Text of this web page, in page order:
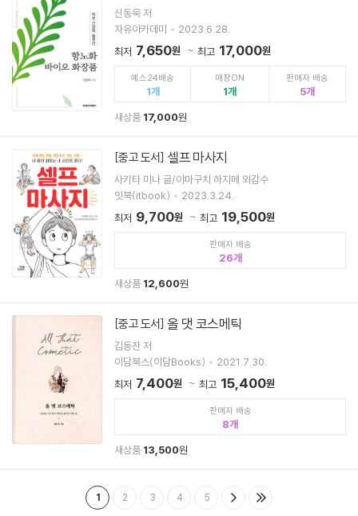
신동욱 저
자유아카데미
2023.6.28.
최저 7,650원 최고 17,000원
예스24배송
1
매장ON
1
판매자 배송
5
새상품 17,000원
[중고 도서] 셀프 마사지
사키타 미나 글/야마구치 하지메 외감수
잇북(itbook)
2023.3.24.
최저 9,700원 최고 19,500원
판매자 배송
26
새상품 12,600원
[중고 도서] 올 댓 코스메틱
김동찬 저
이담북스(이담Books)
2021.7.30.
최저 7,400원 최고 15,400원
판매자 배송
8
새상품 13,500원
1 2 3 4 5